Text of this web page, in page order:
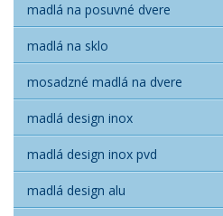
madlá na posuvné dvere
madlá na sklo
mosadzné madlá na dvere
madlá design inox
madlá design inox pvd
madlá design alu